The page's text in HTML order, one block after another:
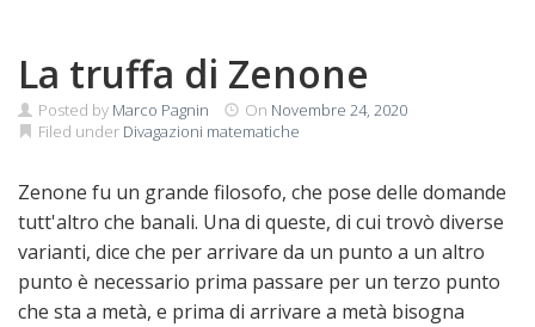
La truffa di Zenone
Posted by Marco Pagnin On Novembre 24, 2020
Filed under Divagazioni matematiche
Zenone fu un grande filosofo, che pose delle domande
tutt'altro che banali. Una di queste, di cui trovò diverse
varianti, dice che per arrivare da un punto a un altro
punto è necessario prima passare per un terzo punto
che sta a metà, e prima di arrivare a metà bisogna